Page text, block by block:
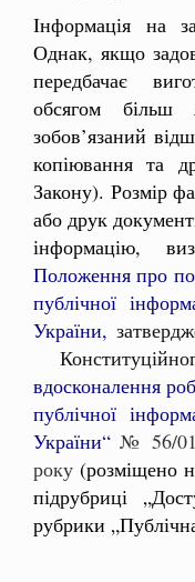
Інформація на
Однак, якщо
передбачає
обсягом більш
зобов’язаний
копіювання та
Закону). Розмір
або друк
інформацію,
Положення про
публічної
України,
вдосконалення
публічної
України“ № 56/
року (розміщено
підрубриці
рубрики